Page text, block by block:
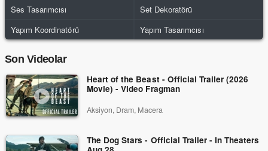
Ses Tasarımcısı
Set Dekoratörü
Yapım Koordinatörü
Yapım Tasarımcısı
Son Videolar
Heart of the Beast - Official Trailer (2026
Movie) - Video Fragman
Aksiyon, Dram, Macera
The Dog Stars - Official Trailer - In Theaters